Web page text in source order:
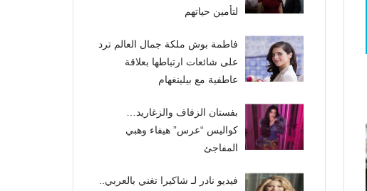
لتأمين حياتهم
فاطمة بوش ملكة جمال العالم ترد
على شائعات ارتباطها بعلاقة
عاطفية مع بيلينغهام
بفستان الزفاف والزغاريد…
كواليس “عرس” هيفاء وهبي
المفاجئ
فيديو نادر لـ شاكيرا تغني بالعربي..